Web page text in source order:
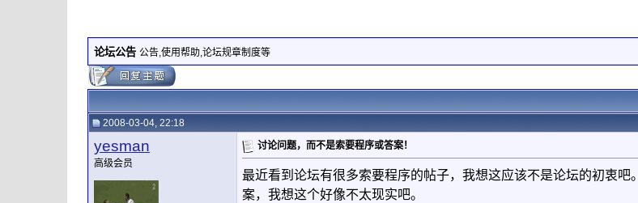
论坛公告 公告,使用帮助,论坛规章制度等
2008-03-04, 22:18
yesman
高级会员
讨论问题，而不是索要程序或答案！
最近看到论坛有很多索要程序的帖子，我想这应该不是论坛的初衷
案，我想这个好像不太现实吧。